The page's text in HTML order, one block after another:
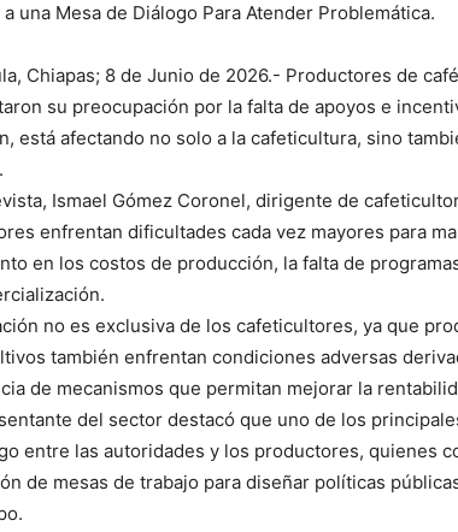
a una Mesa de Diálogo Para Atender Problemática.
Chiapas; 8 de Junio de 2026.- Productores de
su preocupación por la falta de apoyos e
está afectando no solo a la cafeticultura, sino
Ismael Gómez Coronel, dirigente de
enfrentan dificultades cada vez mayores para
en los costos de producción, la falta de
no es exclusiva de los cafeticultores, ya que
también enfrentan condiciones adversas
de mecanismos que permitan mejorar la
del sector destacó que uno de los
entre las autoridades y los productores, quienes
de mesas de trabajo para diseñar políticas